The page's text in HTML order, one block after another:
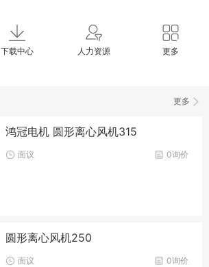
下载中心 人力资源 更多
更多
鸿冠电机 圆形离心风机315
0询价
面议
圆形离心风机250
0询价
面议